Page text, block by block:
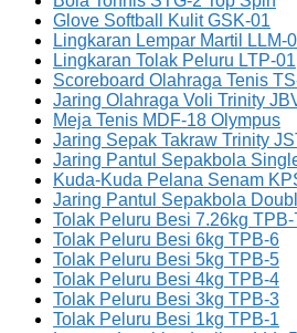
Glove Softball Kulit GSK-01
Lingkaran Lempar Martil LLM-
Lingkaran Tolak Peluru LTP-01
Scoreboard Olahraga Tenis
Jaring Olahraga Voli Trinity
Meja Tenis MDF-18 Olympus
Jaring Sepak Takraw Trinity
Jaring Pantul Sepakbola
Kuda-Kuda Pelana Senam
Jaring Pantul Sepakbola
Tolak Peluru Besi 7.26kg TPB-
Tolak Peluru Besi 6kg TPB-6
Tolak Peluru Besi 5kg TPB-5
Tolak Peluru Besi 4kg TPB-4
Tolak Peluru Besi 3kg TPB-3
Tolak Peluru Besi 1kg TPB-1